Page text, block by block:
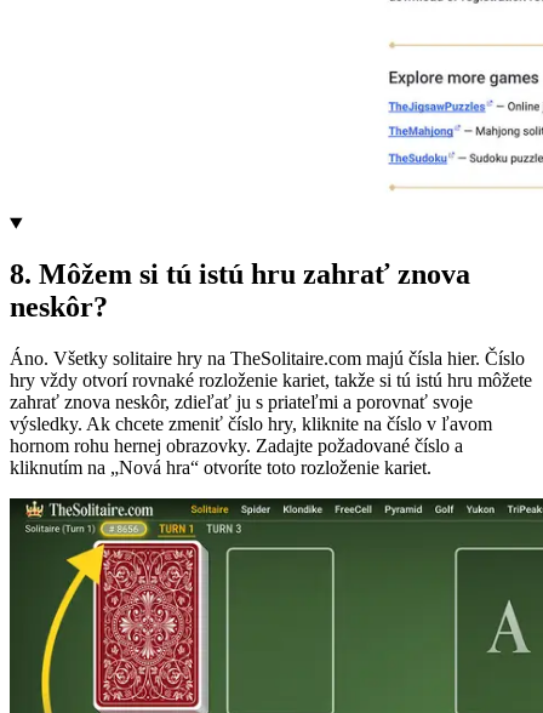
8. Môžem si tú istú hru zahrať znova
neskôr?
Áno. Všetky solitaire hry na TheSolitaire.com majú čísla hier. Číslo
hry vždy otvorí rovnaké rozloženie kariet, takže si tú istú hru môžete
zahrať znova neskôr, zdieľať ju s priateľmi a porovnať svoje
výsledky. Ak chcete zmeniť číslo hry, kliknite na číslo v ľavom
hornom rohu hernej obrazovky. Zadajte požadované číslo a
kliknutím na „Nová hra“ otvoríte toto rozloženie kariet.